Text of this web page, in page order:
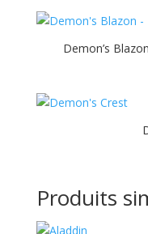
Demon’s
Produits